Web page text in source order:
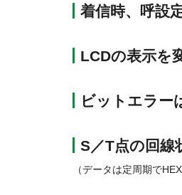
着信時、呼設
LCDの表示を
ビットエラー
S／T点の回線
（データは定周期で